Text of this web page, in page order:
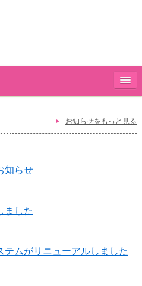
知らせ
ました
テムがリニューアルしました
お知らせをもっと見る